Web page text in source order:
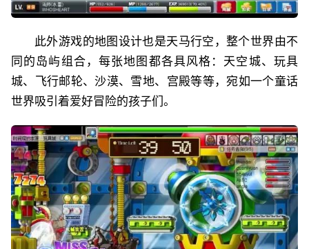
此外游戏的地图设计也是天马行空，整个世界由不
同的岛屿组合，每张地图都各具风格：天空城、玩具
城、飞行邮轮、沙漠、雪地、宫殿等等，宛如一个童话
世界吸引着爱好冒险的孩子们。